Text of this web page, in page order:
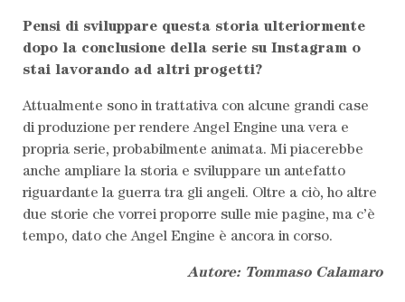
Pensi di sviluppare questa storia ulteriormente
dopo la conclusione della serie su Instagram o
stai lavorando ad altri progetti?
Attualmente sono in trattativa con alcune grandi case
di produzione per rendere Angel Engine una vera e
propria serie, probabilmente animata. Mi piacerebbe
anche ampliare la storia e sviluppare un antefatto
riguardante la guerra tra gli angeli. Oltre a ciò, ho altre
due storie che vorrei proporre sulle mie pagine, ma c’è
tempo, dato che Angel Engine è ancora in corso.
Autore: Tommaso Calamaro